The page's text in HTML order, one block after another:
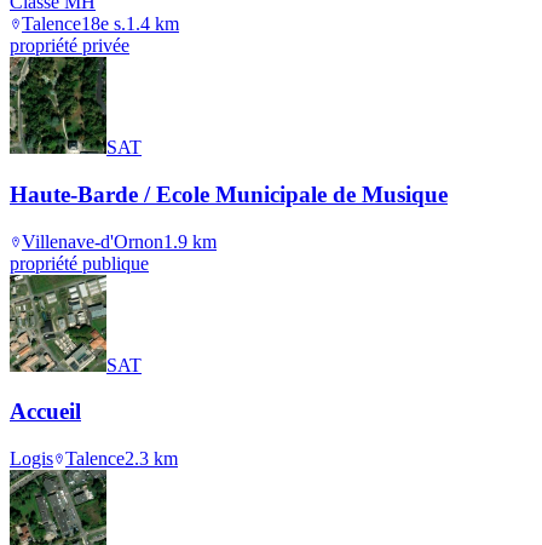
Talence18e s.1.4 km
propriété privée
SAT
Haute-Barde / Ecole Municipale de Musique
Villenave-d'Ornon1.9 km
propriété publique
SAT
Accueil
Logis Talence2.3 km